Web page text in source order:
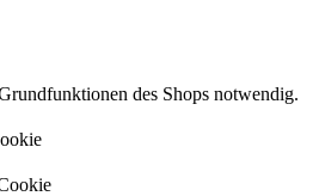
des Shops notwendig.